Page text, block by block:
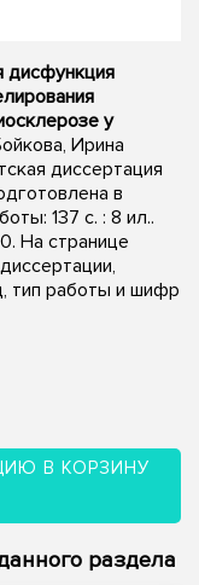
дисфункция
у
Ирина
диссертация
в
137 с. : 8 ил..
На странице
тип работы и шифр
В КОРЗИНУ
раздела